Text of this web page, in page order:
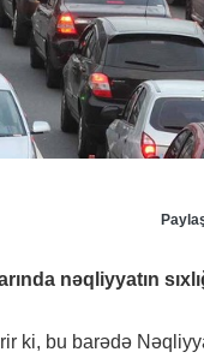
nəqliyyatın
ki, bu barədə